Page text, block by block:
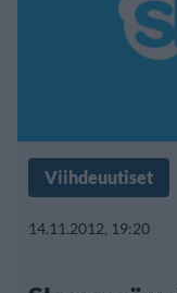
Viihdeuutiset
14.11.2012, 19:20